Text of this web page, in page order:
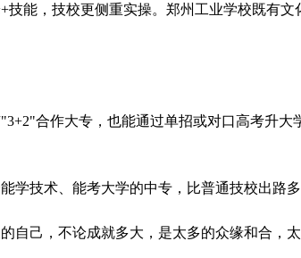
能，技校更侧重实操。郑州工业学校既有文
合作大专，也能通过单招或对口高考升大
技术、能考大学的中专，比普通技校出路多
己，不论成就多大，是太多的众缘和合，太